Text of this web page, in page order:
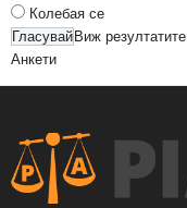
Колебая се
Виж резултатите
Анкети